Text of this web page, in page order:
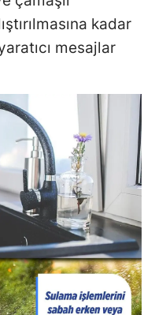
kadar
mesajlar